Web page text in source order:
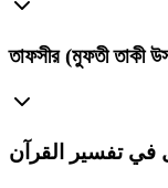
তাফসীর (মুফতী তাকী
في تفسير القرآن